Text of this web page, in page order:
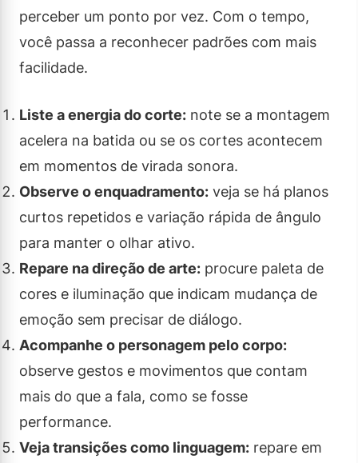
perceber um ponto por vez. Com o tempo,
você passa a reconhecer padrões com mais
facilidade.
Liste a energia do corte: note se a montagem
acelera na batida ou se os cortes acontecem
em momentos de virada sonora.
Observe o enquadramento: veja se há planos
curtos repetidos e variação rápida de ângulo
para manter o olhar ativo.
Repare na direção de arte: procure paleta de
cores e iluminação que indicam mudança de
emoção sem precisar de diálogo.
Acompanhe o personagem pelo corpo:
observe gestos e movimentos que contam
mais do que a fala, como se fosse
performance.
Veja transições como linguagem: repare em